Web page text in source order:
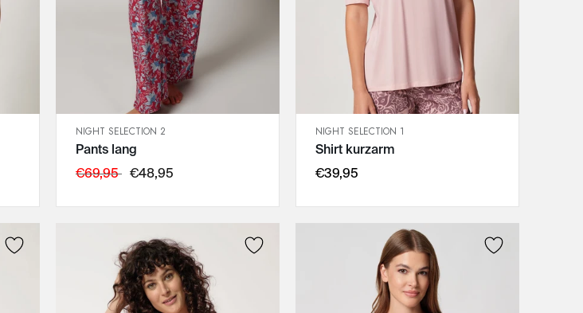
SCHNELLANSICHT
42
IN DEN WARENKORB
NIGHT SELECTION 2
Pants lang
€69,95 €48,95
SCHNELLANSICHT
42
44
48
IN DEN WARENKORB
NIGHT SELECTION 1
Shirt kurzarm
€39,95